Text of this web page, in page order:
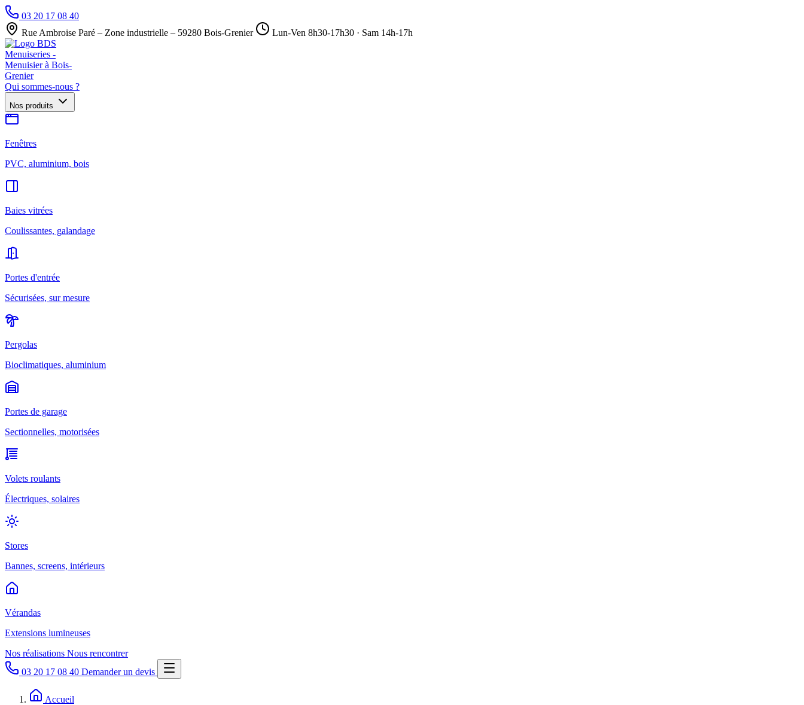
03 20 17 08 40
Rue Ambroise Paré – Zone industrielle – 59280 Bois-Grenier
Lun-Ven 8h30-17h30 · Sam 14h-17h
Qui sommes-nous ?
Nos produits
Fenêtres
PVC, aluminium, bois
Baies vitrées
Coulissantes, galandage
Portes d'entrée
Sécurisées, sur mesure
Pergolas
Bioclimatiques, aluminium
Portes de garage
Sectionnelles, motorisées
Volets roulants
Électriques, solaires
Stores
Bannes, screens, intérieurs
Vérandas
Extensions lumineuses
Nos réalisations Nous rencontrer
03 20 17 08 40 Demander un devis
Accueil